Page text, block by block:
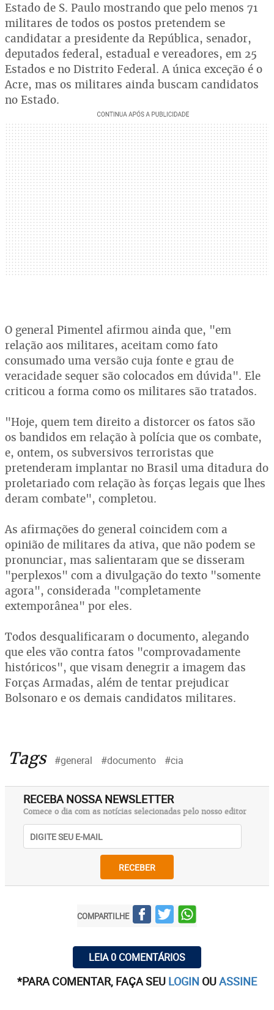
Estado de S. Paulo mostrando que pelo menos 71
militares de todos os postos pretendem se
candidatar a presidente da República, senador,
deputados federal, estadual e vereadores, em 25
Estados e no Distrito Federal. A única exceção é o
Acre, mas os militares ainda buscam candidatos
no Estado.
O general Pimentel afirmou ainda que, "em
relação aos militares, aceitam como fato
consumado uma versão cuja fonte e grau de
veracidade sequer são colocados em dúvida". Ele
criticou a forma como os militares são tratados.
"Hoje, quem tem direito a distorcer os fatos são
os bandidos em relação à polícia que os combate,
e, ontem, os subversivos terroristas que
pretenderam implantar no Brasil uma ditadura do
proletariado com relação às forças legais que lhes
deram combate", completou.
As afirmações do general coincidem com a
opinião de militares da ativa, que não podem se
pronunciar, mas salientaram que se disseram
"perplexos" com a divulgação do texto "somente
agora", considerada "completamente
extemporânea" por eles.
Todos desqualificaram o documento, alegando
que eles vão contra fatos "comprovadamente
históricos", que visam denegrir a imagem das
Forças Armadas, além de tentar prejudicar
Bolsonaro e os demais candidatos militares.
Tags #general #documento #cia
RECEBA NOSSA NEWSLETTER
Comece o dia com as notícias selecionadas pelo nosso editor
RECEBER
COMPARTILHE
LEIA 0 COMENTÁRIOS
*PARA COMENTAR, FAÇA SEU LOGIN OUASSINE